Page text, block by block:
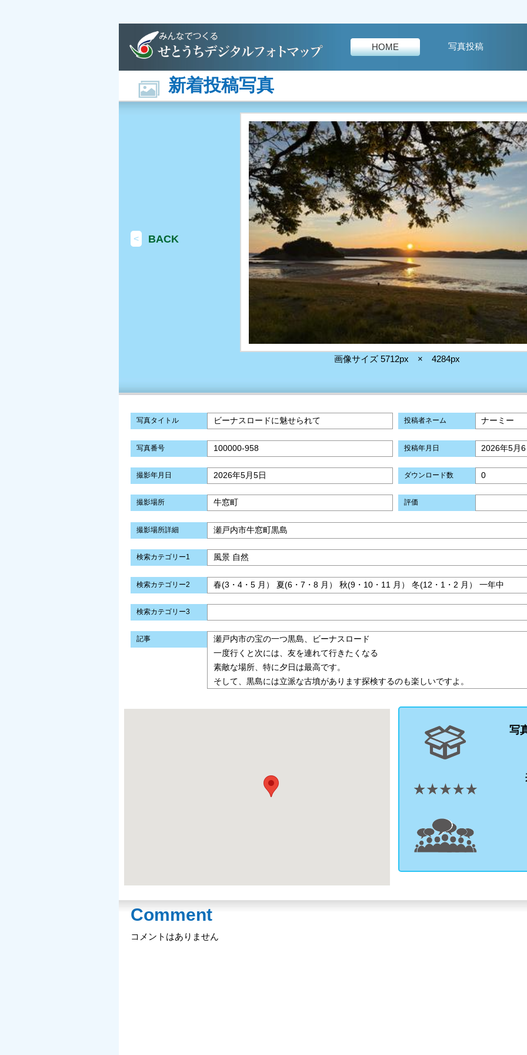
HOME 写真投稿
新着投稿写真
< BACK
画像サイズ 5712px × 4284px
写真タイトル ビーナスロードに魅せられて 投稿者ネーム ナーミー
写真番号 100000-958 投稿年月日 2026年5月
撮影年月日 2026年5月5日 ダウンロード数 0
撮影場所 牛窓町 評価
撮影場所詳細 瀬戸内市牛窓町黒島
検索カテゴリー1 風景 自然
検索カテゴリー2 春(3・4・5 月） 夏(6・7・8 月） 秋(9・10・11 月） 冬(12・1・2 月） 一年中
検索カテゴリー3
記事
瀬戸内市の宝の一つ黒島、ビーナスロード
一度行くと次には、友を連れて行きたくなる
素敵な場所、特に夕日は最高です。
そして、黒島には立派な古墳があります探検するのも楽しいですよ。
写
Comment
コメントはありません